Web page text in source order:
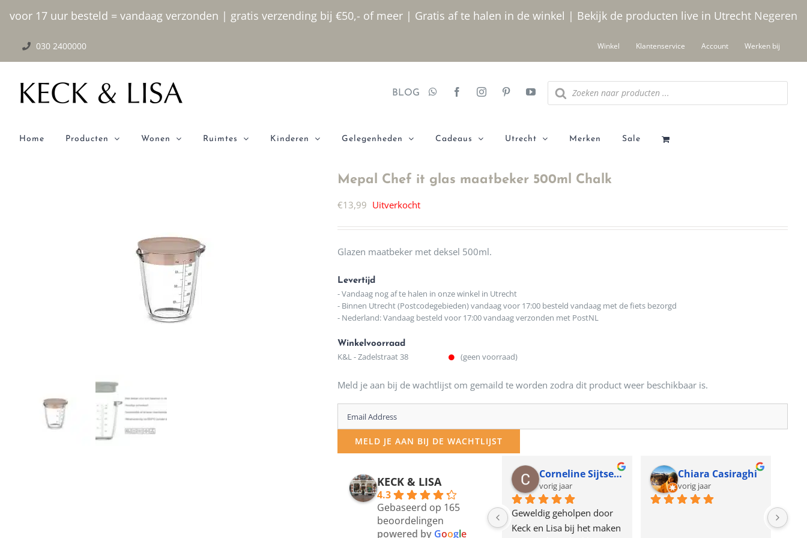
voor 17 uur besteld = vandaag verzonden | gratis verzending bij €50,- of meer | Gratis af te halen in de winkel | Bekijk de producten live in Utrecht Negeren
inhoud
030 2400000 Winkel Klantenservice Account Werken bij
BLOG
Producten
zoeken
Home Producten Wonen Ruimtes Kinderen Gelegenheden Cadeaus Utrecht Merken Sale
Mepal Chef it glas maatbeker 500ml Chalk
€13,99 Uitverkocht
Glazen maatbeker met deksel 500ml.
Levertijd
- Vandaag nog af te halen in onze winkel in Utrecht
- Binnen Utrecht (Postcodegebieden) vandaag voor 17:00 besteld vandaag met de fiets bezorgd
- Nederland: Vandaag besteld voor 17:00 vandaag verzonden met PostNL
Winkelvoorraad
K&L - Zadelstraat 38 (geen voorraad)
Meld je aan bij de wachtlijst om gemaild te worden zodra dit product weer beschikbaar is.
Enter
your
email
MELD JE AAN BIJ DE WACHTLIJST
KECK & LISA
4.3
Gebaseerd op 165
beoordelingen
powered by Google
12 maanden geleden
Waarom in hemelsnaam
de woonwinkel op de
Corneline Sijtsema
vorig jaar
Geweldig geholpen door
Keck en Lisa bij het maken
Chiara Casiraghi
vorig jaar